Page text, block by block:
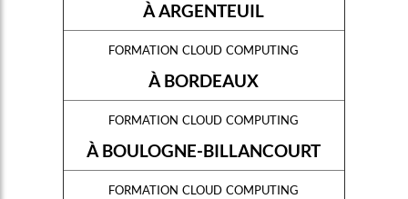
À ARGENTEUIL
formation cloud computing
À BORDEAUX
formation cloud computing
À BOULOGNE-BILLANCOURT
formation cloud computing